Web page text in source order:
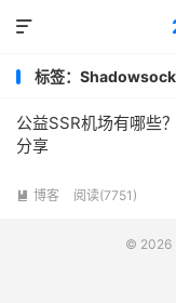

标签：
公益SSR机场有哪些
分享
 博客 阅读(7751)
© 2026